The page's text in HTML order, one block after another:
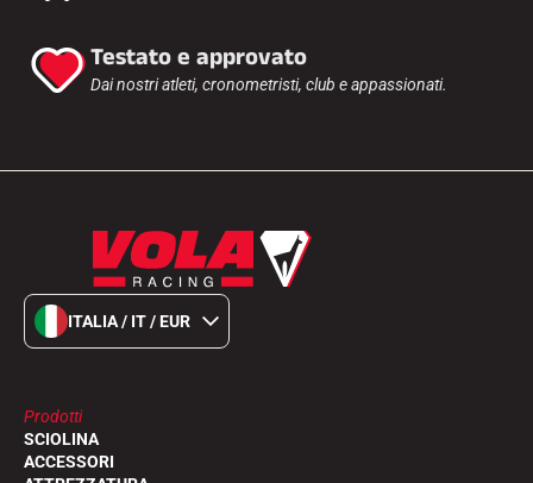
Testato e approvato
Dai nostri atleti, cronometristi, club e appassionati.
ITALIA / IT / EUR
Prodotti
SCIOLINA
ACCESSORI